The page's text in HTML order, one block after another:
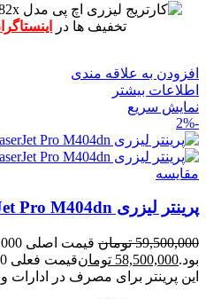
تخفیف ها در
افزودن به علاقه مندی
اطلاعات بیشتر
نمایش سریع
-2%
مقايسه
پرینتر لیزری HP LaserJet Pro M404dn
59,500,000 تومان
بود.58,500,000 تومانقیمت فعلی 58,500,000 تومان است.
این پرینتر برای مصرف در